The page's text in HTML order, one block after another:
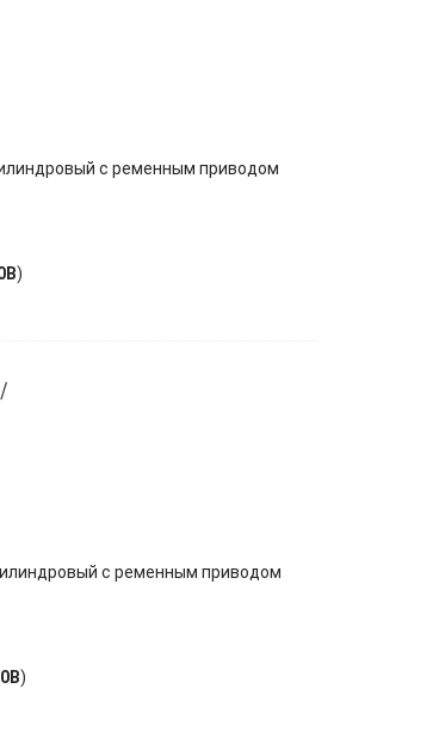
с ременным приводом
)
с ременным приводом
)